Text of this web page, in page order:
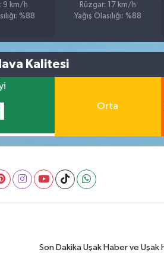
9 km/h
%88
Rüzgar: 17 km/h
Yağış Olasılığı: %88
Kalitesi
Orta
Son Dakika Uşak Haber ve